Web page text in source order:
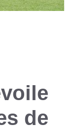
de